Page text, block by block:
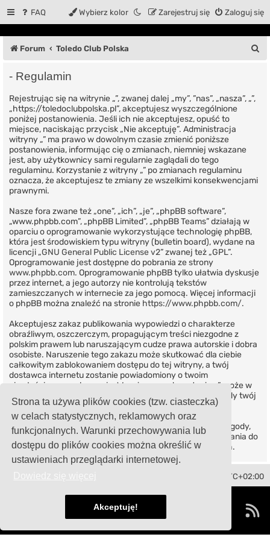
Strona ta używa plików cookies (tzw. ciasteczka)
w celach statystycznych, reklamowych oraz
funkcjonalnych. Warunki przechowywania lub
dostępu do plików cookies można określić w
ustawieniach przeglądarki internetowej.
Akceptuję!
FAQ Zaloguj się
Zarejestruj się
Wybierz kolor
Forum Toledo Club Polska
- Regulamin
Rejestrując się na witrynie „”, zwanej dalej „my”, ”nas”, „nasza”, „”,
„https://toledoclubpolska.pl”, akceptujesz wyszczególnione
poniżej postanowienia. Jeśli ich nie akceptujesz, opuść to
miejsce, naciskając przycisk „Nie akceptuję”. Administracja
witryny „” ma prawo w dowolnym czasie zmienić poniższe
postanowienia, informując cię o zmianach, niemniej wskazane
jest, aby użytkownicy sami regularnie zaglądali do tego
regulaminu. Korzystanie z witryny „” po zmianach regulaminu
oznacza, że akceptujesz te zmiany ze wszelkimi konsekwencjami
prawnymi.
Nasze fora zwane też „one”, „ich”, „je”, „phpBB software”,
„www.phpbb.com”, „phpBB Limited”, „phpBB Teams” działają w
oparciu o oprogramowanie wykorzystujące technologię phpBB,
która jest środowiskiem typu witryny (bulletin board), wydane na
licencji „GNU General Public License v2” zwanej też „GPL”.
Oprogramowanie jest dostępne do pobrania ze strony
www.phpbb.com. Oprogramowanie phpBB tylko ułatwia dyskusje
przez internet, a jego autorzy nie kontrolują tekstów
zamieszczanych w internecie za jego pomocą. Więcej informacji
o phpBB można znaleźć na stronie https://www.phpbb.com/.
Akceptujesz zakaz publikowania wypowiedzi o charakterze
obraźliwym, oszczerczym, propagującym treści niezgodne z
polskim prawem lub naruszającym cudze prawa autorskie i dobra
osobiste. Naruszenie tego zakazu może skutkować dla ciebie
całkowitym zablokowaniem dostępu do tej witryny, a twój
dostawca internetu zostanie powiadomiony o twoim
niewłaściwym zachowaniu. Wyrażasz zgodę na to, że „” może w
każdej chwili usunąć, zmienić, przenieść lub zamknąć każdy twój
temat, post. Wyrażasz zgodę na zapisywanie wszystkich
podanych przez ciebie informacji w naszej bazie danych.
Informacje te nie będą przekazywane nikomu bez twojej zgody,
ale ani „”, ani phpBB nie ponosi odpowiedzialności za włamania do
witryny, podczas których może dojść do kradzieży danych.
UTC+02:00
Technologię dostarczaphpBB® Forum Software © phpBB Limited
Polski pakiet językowy dostarczaphpBB.pl